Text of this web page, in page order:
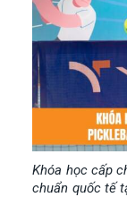
Khóa học cấp
chuẩn quốc tế